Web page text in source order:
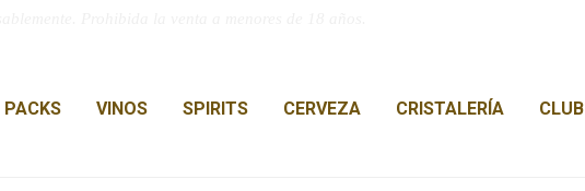
PACKS VINOS SPIRITS CERVEZA CRISTALERÍA CLUB